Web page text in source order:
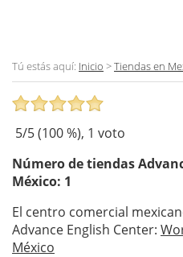
Tú estás aquí: Inicio >Tiendas en
5/5 (100%), 1 voto
Número de tiendas
México: 1
El centro comercial
Advance English Center:
México